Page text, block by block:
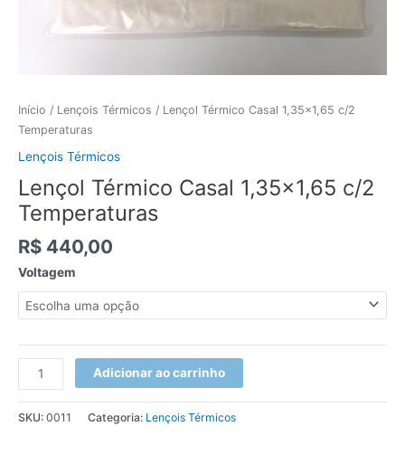
Início / Lençois Térmicos / Lençol Térmico Casal 1,35×1,65 c/2
Temperaturas
Lençois Térmicos
Lençol Térmico Casal 1,35×1,65 c/2
Temperaturas
R$ 440,00
Voltagem
Adicionar ao carrinho
SKU: 0011 Categoria: Lençois Térmicos